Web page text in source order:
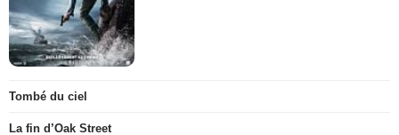
Tombé du ciel
La fin d’Oak Street